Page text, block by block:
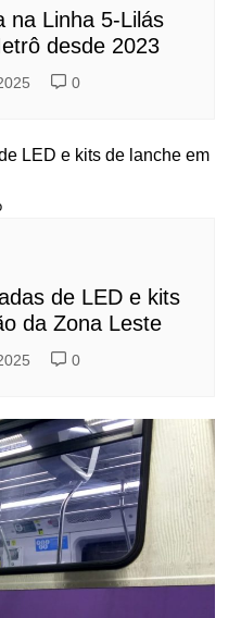
na Linha 5-Lilás
desde 2023
0
de LED e kits
da Zona Leste
0